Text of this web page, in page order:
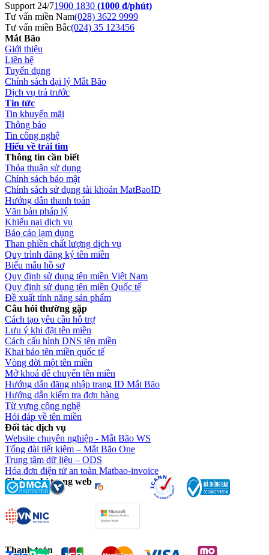
Support 24/71900 1830 (1000 đ/phút)
Tư vấn miền Nam(028) 3622 9999
Tư vấn miền Bắc(024) 35 123456
Mắt Bão
Giới thiệu
Liên hệ
Tuyển dụng
Chính sách đại lý Mắt Bão
Dịch vụ trả trước
Tin tức
Tin khuyến mãi
Thông báo
Tin công nghệ
Hiểu về trái tim
Thông tin cần biết
Thỏa thuận sử dụng
Chính sách bảo mật
Chính sách sử dụng tài khoản MatBaoID
Hướng dẫn thanh toán
Văn bản pháp lý
Khiếu nại dịch vụ
Báo cáo lạm dụng
Than phiền chất lượng dịch vụ
Quy trình đăng ký tên miền
Biểu mẫu hồ sơ
Quy định sử dụng tên miền Việt Nam
Quy định sử dụng tên miền Quốc tế
Đề xuất tính năng sản phẩm
Câu hỏi thường gặp
Cách tạo yêu cầu hỗ trợ
Lưu ý khi đặt tên miền
Cách cấu hình DNS tên miền
Khai báo tên miền quốc tế
Vòng đời một tên miền
Mở khoá để chuyển tên miền
Hướng dẫn đăng nhập trang ID Mắt Bão
Hướng dẫn kiểm tra đơn hàng
Từ vựng công nghệ
Hỏi đáp về tên miền
Đối tác dịch vụ
Website chuyên nghiệp - Mắt Bão WS
Tổng đài tiết kiệm – Mắt Bão One
Trung tâm dữ liệu – ODS
Hóa đơn điện tử an toàn Matbao-invoice
Chứng chỉ trang web
Thanh toán